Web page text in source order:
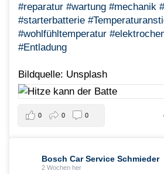
#reparatur #wartung #mechanik
#starterbatterie
#wohlfühltemperatur
#Entladung
Bildquelle: Unsplash
0 0 0
Bosch Car Service Schmieder
2 Wochen her